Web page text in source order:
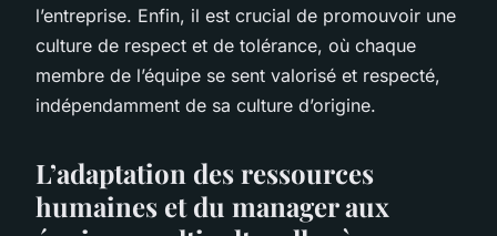
l’entreprise. Enfin, il est crucial de promouvoir une
culture de respect et de tolérance, où chaque
membre de l’équipe se sent valorisé et respecté,
indépendamment de sa culture d’origine.
L’adaptation des ressources
humaines et du manager aux